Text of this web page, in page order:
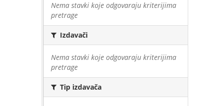
Nema stavki koje odgovaraju kriterijima
pretrage
Izdavači
Nema stavki koje odgovaraju kriterijima
pretrage
Tip izdavača